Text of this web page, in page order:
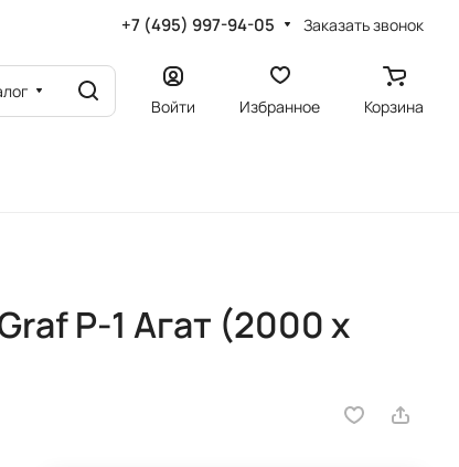
+7 (495) 997-94-05 Заказать звонок
Войти Избранное Корзина
P-1 Агат (2000 х